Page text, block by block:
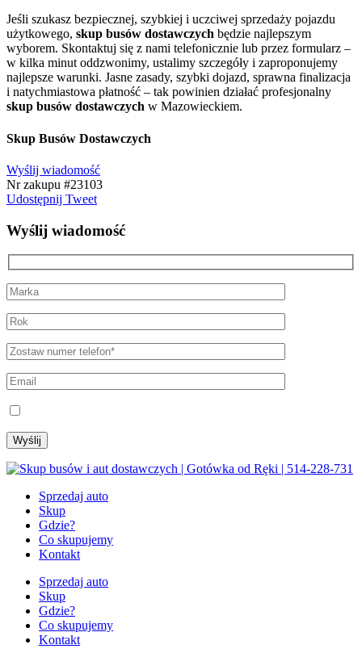
Jeśli szukasz bezpiecznej, szybkiej i uczciwej sprzedaży pojazdu
użytkowego, skup busów dostawczych będzie najlepszym
wyborem. Skontaktuj się z nami telefonicznie lub przez formularz –
w kilka minut oddzwonimy, ustalimy szczegóły i zaproponujemy
najlepsze warunki. Jasne zasady, szybki dojazd, sprawna finalizacja
i natychmiastowa płatność – tak powinien działać profesjonalny
skup busów dostawczych w Mazowieckiem.
Skup Busów Dostawczych
Wyślij wiadomość
Nr zakupu #23103
Udostępnij Tweet
Wyślij wiadomość
Wyślij
Sprzedaj auto
Skup
Gdzie?
Co skupujemy
Kontakt
Sprzedaj auto
Skup
Gdzie?
Co skupujemy
Kontakt